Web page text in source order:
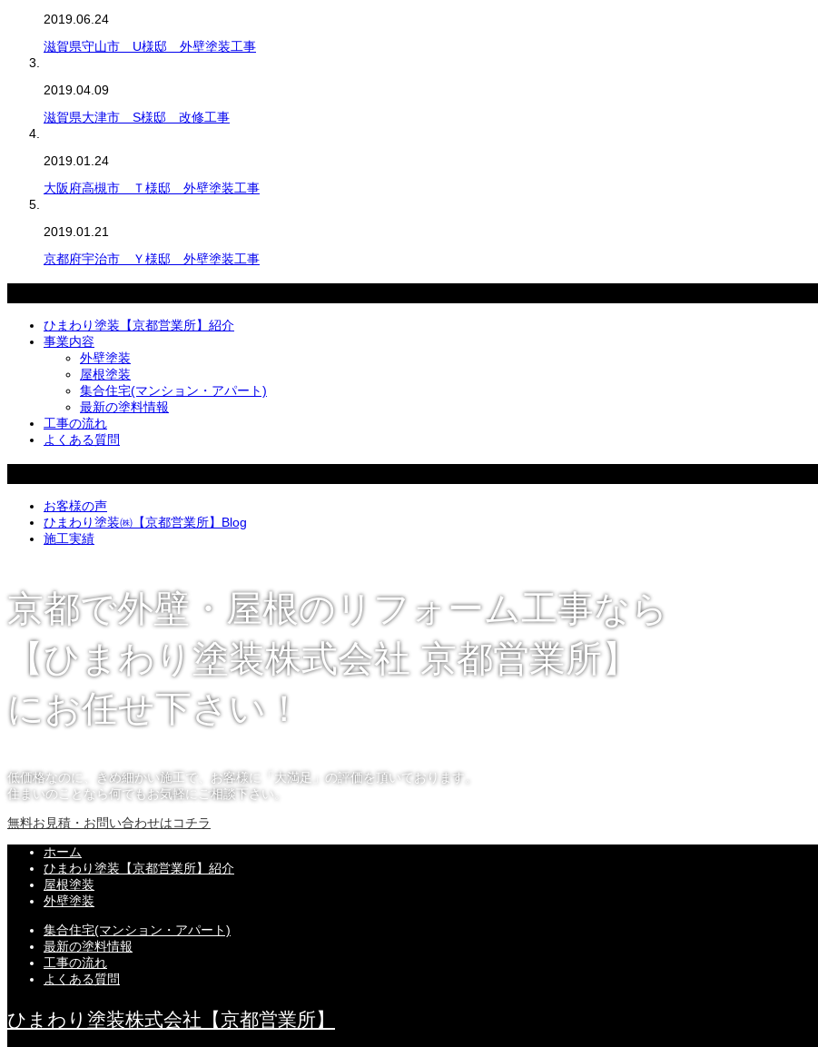
2019.06.24
滋賀県守山市 U様邸 外壁塗装工事
2019.04.09
滋賀県大津市 S様邸 改修工事
2019.01.24
大阪府高槻市 Ｔ様邸 外壁塗装工事
2019.01.21
京都府宇治市 Ｙ様邸 外壁塗装工事
ひまわり塗装【京都営業所】紹介
事業内容
外壁塗装
屋根塗装
集合住宅(マンション・アパート)
最新の塗料情報
工事の流れ
よくある質問
お客様の声
ひまわり塗装㈱【京都営業所】Blog
施工実績
京都で外壁・屋根のリフォーム工事なら
【ひまわり塗装株式会社 京都営業所】
にお任せ下さい！
低価格なのに、きめ細かい施工で、お客様に「大満足」の評価を頂いております。
住まいのことなら何でもお気軽にご相談下さい。
無料お見積・お問い合わせはコチラ
ホーム
ひまわり塗装【京都営業所】紹介
屋根塗装
外壁塗装
集合住宅(マンション・アパート)
最新の塗料情報
工事の流れ
よくある質問
ひまわり塗装株式会社【京都営業所】